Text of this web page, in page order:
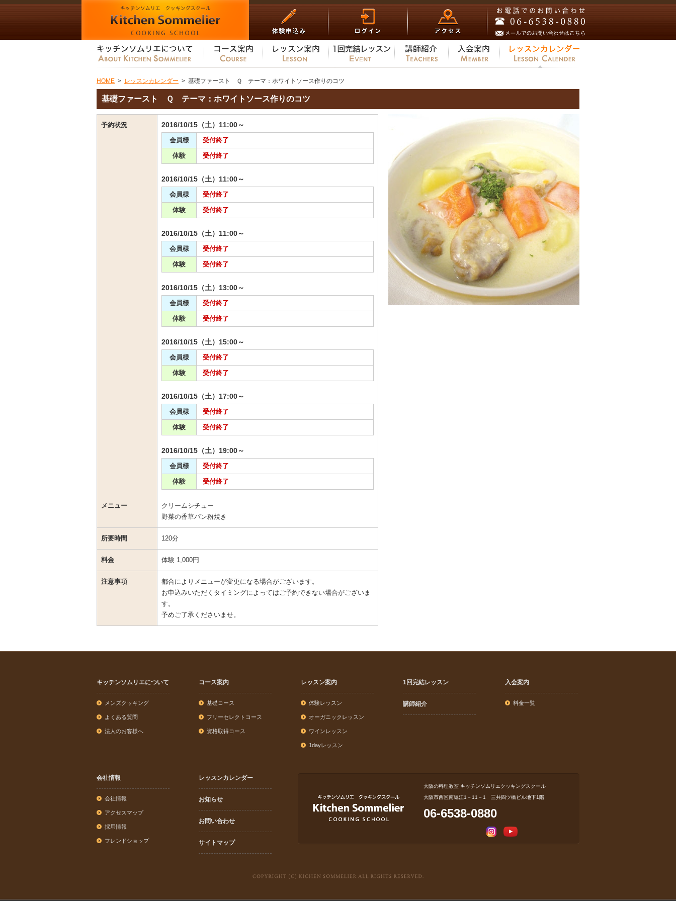
HOME > レッスンカレンダー > 基礎ファースト Ｑ テーマ：ホワイトソース作りのコツ
基礎ファースト Ｑ テーマ：ホワイトソース作りのコツ
予約状況 2016/10/15（土）11:00～
会員様 受付終了
体験 受付終了
2016/10/15（土）11:00～
会員様 受付終了
体験 受付終了
2016/10/15（土）11:00～
会員様 受付終了
体験 受付終了
2016/10/15（土）13:00～
会員様 受付終了
体験 受付終了
2016/10/15（土）15:00～
会員様 受付終了
体験 受付終了
2016/10/15（土）17:00～
会員様 受付終了
体験 受付終了
2016/10/15（土）19:00～
会員様 受付終了
体験 受付終了
メニュー
クリームシチュー
野菜の香草パン粉焼き
所要時間 120分
料金 体験 1,000円
注意事項
都合によりメニューが変更になる場合がございます。
お申込みいただくタイミングによってはご予約できない場合がございま
す。
予めご了承くださいませ。
キッチンソムリエについて
メンズクッキング
よくある質問
法人のお客様へ
コース案内
基礎コース
フリーセレクトコース
資格取得コース
レッスン案内
体験レッスン
オーガニックレッスン
ワインレッスン
1dayレッスン
1回完結レッスン
講師紹介
入会案内
料金一覧
会社情報
会社情報
アクセスマップ
採用情報
フレンドショップ
レッスンカレンダー
お知らせ
お問い合わせ
サイトマップ
大阪の料理教室 キッチンソムリエクッキングスクール
大阪市西区南堀江1－11－1 三共四ツ橋ビル地下1階
06-6538-0880